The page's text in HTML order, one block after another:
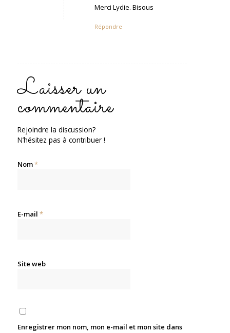
Merci Lydie. Bisous
Répondre
Laisser un
commentaire
Rejoindre la discussion?
N’hésitez pas à contribuer !
Nom*
E-mail *
Site web
Enregistrer mon nom, mon e-mail et mon site dans